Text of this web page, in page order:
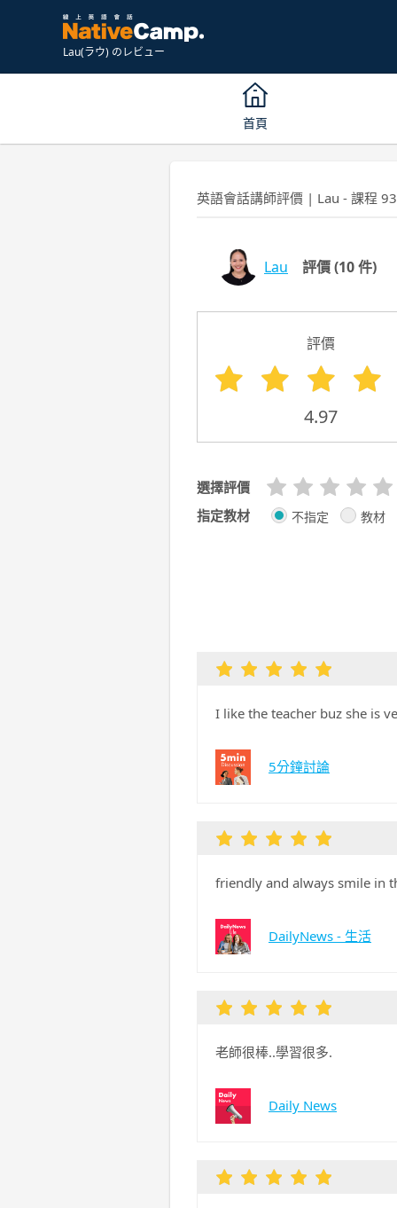
Lau(ラウ) のレビュー
首頁
英語會話講師評價 | Lau - 課程
Lau 評價(10 件)
評價
4.97
選擇評價
指定教材 不指定 教材
I like the teacher buz she is
5分鐘討論
friendly and always smile in
DailyNews - 生活
老師很棒..學習很多.
Daily News